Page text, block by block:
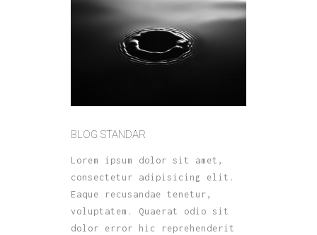
BLOG STANDAR
Lorem ipsum dolor sit amet,
consectetur adipisicing elit.
Eaque recusandae tenetur,
voluptatem. Quaerat odio sit
dolor error hic reprehenderit